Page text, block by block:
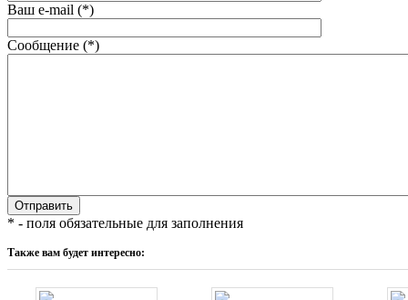
Ваш e-mail (*)
Сообщение (*)
* - поля обязательные для заполнения
Также вам будет интересно: